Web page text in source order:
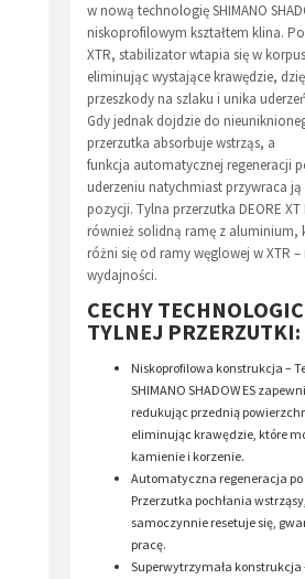
w nową technologię SHIMANO
niskoprofilowym kształtem klina.
XTR, stabilizator wtapia się w
eliminując wystające krawędzie,
przeszkody na szlaku i unika
Gdy jednak dojdzie do
przerzutka absorbuje wstrząs, a
funkcja automatycznej regeneracji
uderzeniu natychmiast przywraca
pozycji. Tylna przerzutka DEORE XT
również solidną ramę z aluminium,
różni się od ramy węglowej w XTR
wydajności.
CECHY
TYLNEJ PRZERZUTKI:
Niskoprofilowa konstrukcja –
SHIMANO SHADOW ES
redukując przednią
eliminując krawędzie, które
kamienie i korzenie.
Automatyczna regeneracja
Przerzutka pochłania
samoczynnie resetuje się,
pracę.
Superwytrzymała konstrukcja